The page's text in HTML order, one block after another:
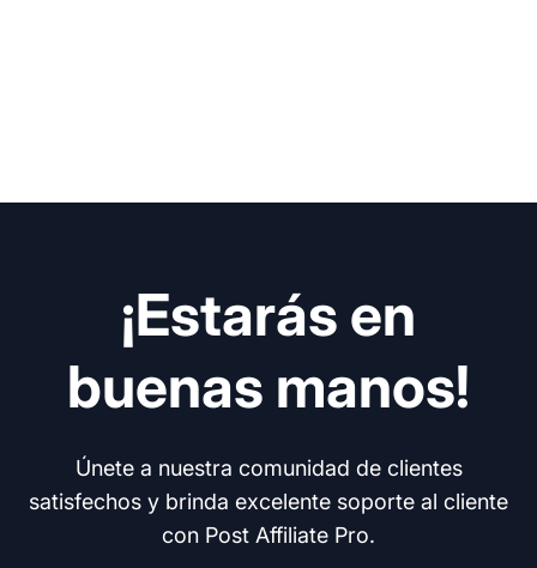
¡Estarás en
buenas manos!
Únete a nuestra comunidad de clientes
satisfechos y brinda excelente soporte al cliente
con Post Affiliate Pro.